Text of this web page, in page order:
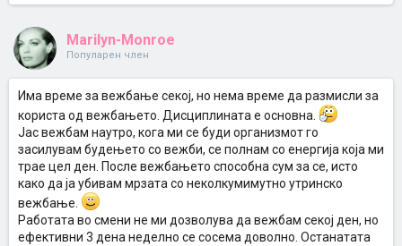
Marilyn-Monroe
Популарен член
Има време за вежбање секој, но нема време да размисли за
користа од вежбањето. Дисциплината е основна.
Јас вежбам наутро, кога ми се буди организмот го
засилувам будењето со вежби, се полнам со енергија која ми
трае цел ден. После вежбањето способна сум за се, исто
како да ја убивам мрзата со неколкумимутно утринско
вежбање.
Работата во смени не ми дозволува да вежбам секој ден, но
ефективни 3 дена неделно се сосема доволно. Останатата